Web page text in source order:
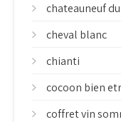
chateauneuf
cheval blanc
chianti
cocoon bien
coffret vin